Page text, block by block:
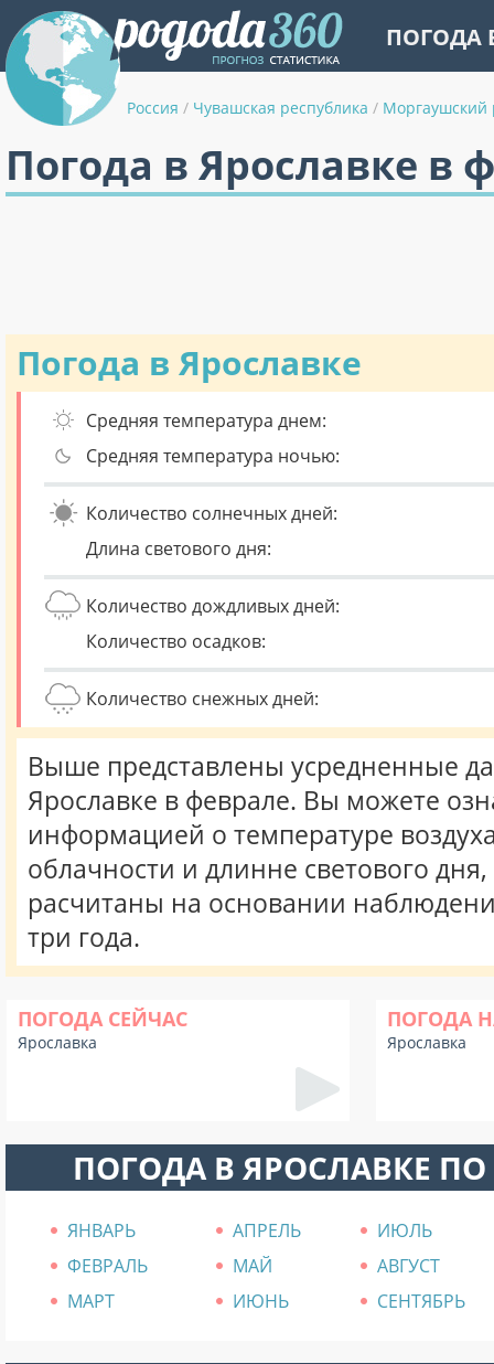
ПОГОДА
Россия / Чувашская республика / Моргаушский
Погода в Ярославке в
Погода в Ярославке
Средняя температура днем:
Средняя температура ночью:
Количество солнечных дней:
Длина светового дня:
Количество дождливых дней:
Количество осадков:
Количество снежных дней:
Выше представлены усредненные
Ярославке в феврале. Вы можете
информацией о температуре
облачности и длинне светового
расчитаны на основании
три года.
ПОГОДА СЕЙЧАС
Ярославка
ПОГОДА
Ярославка
ПОГОДА В ЯРОСЛАВКЕ
ЯНВАРЬ АПРЕЛЬ
ИЮЛЬ
ФЕВРАЛЬ
МАЙ
АВГУСТ
МАРТ
ИЮНЬ СЕНТЯБРЬ